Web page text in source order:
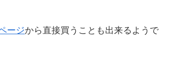
ージから直接買うことも出来るようで